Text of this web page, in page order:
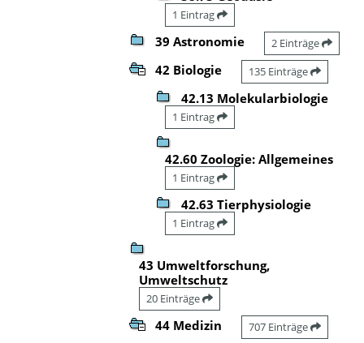
1 Eintrag
39 Astronomie 2 Einträge
42 Biologie 135 Einträge
42.13 Molekularbiologie
1 Eintrag
42.60 Zoologie: Allgemeines
1 Eintrag
42.63 Tierphysiologie
1 Eintrag
43 Umweltforschung,
Umweltschutz
20 Einträge
44 Medizin 707 Einträge